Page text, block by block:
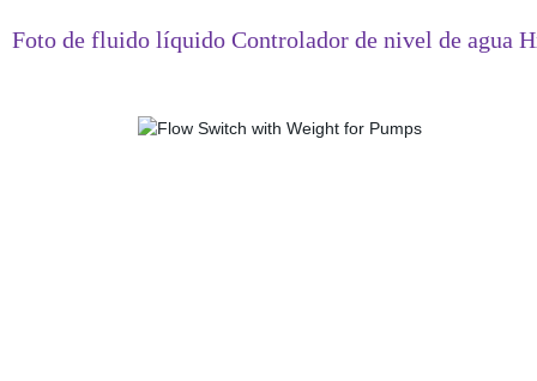
Foto de fluido líquido Controlador de nivel de agua